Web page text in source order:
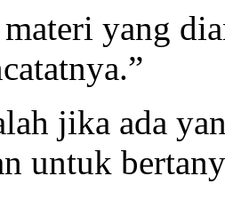
yang
jika ada
untuk